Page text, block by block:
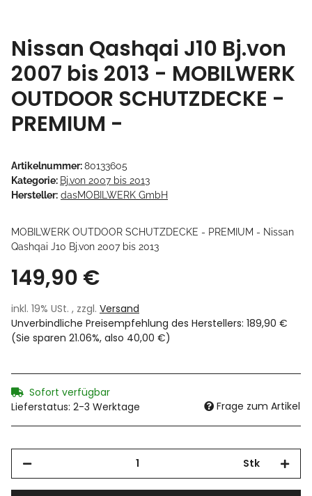
Nissan Qashqai J10 Bj.von
2007 bis 2013 - MOBILWERK
OUTDOOR SCHUTZDECKE -
PREMIUM -
Artikelnummer:80133605
Kategorie: Bj.von 2007 bis 2013
Hersteller: dasMOBILWERK GmbH
MOBILWERK OUTDOOR SCHUTZDECKE - PREMIUM - Nissan
Qashqai J10 Bj.von 2007 bis 2013
149,90 €
inkl. 19% USt. , zzgl. Versand
Unverbindliche Preisempfehlung des Herstellers: 189,90 €
(Sie sparen 21.06%, also 40,00 €)
Sofort verfügbar
Lieferstatus: 2-3 Werktage
Frage zum Artikel
Stk